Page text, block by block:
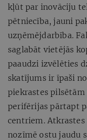
kļūt par inovāciju
pētniecība, jauni
uzņēmējdarbība.
saglabāt vietējās
paaudzi izvēlēties
skatījums ir īpaši
piekrastes
perifērijas pārtapt
centriem. Atkrastes
nozīmē ostu jaudu